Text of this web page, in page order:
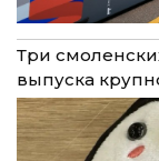
Три
выпуска